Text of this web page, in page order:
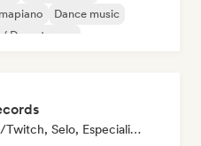
Dance music
Downtempo
Canal Do YouTube/Twitch, Selo, Especialista Em Som